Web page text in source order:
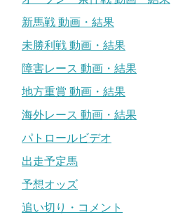
新馬戦 動画・結果
未勝利戦 動画・結果
障害レース 動画・結果
地方重賞 動画・結果
海外レース 動画・結果
パトロールビデオ
出走予定馬
予想オッズ
追い切り・コメント